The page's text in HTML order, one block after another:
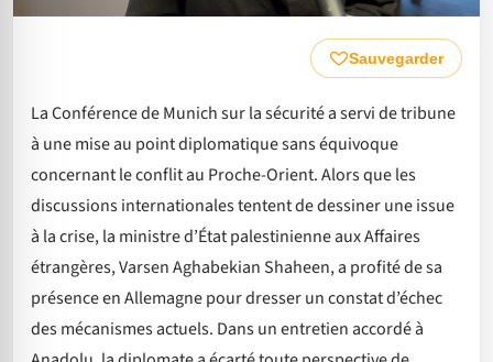
Sauvegarder
La Conférence de Munich sur la sécurité a servi de tribune
à une mise au point diplomatique sans équivoque
concernant le conflit au Proche-Orient. Alors que les
discussions internationales tentent de dessiner une issue
à la crise, la ministre d’État palestinienne aux Affaires
étrangères, Varsen Aghabekian Shaheen, a profité de sa
présence en Allemagne pour dresser un constat d’échec
des mécanismes actuels. Dans un entretien accordé à